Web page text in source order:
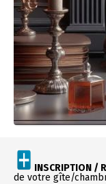
INSCRIPTION /
de votre gîte/